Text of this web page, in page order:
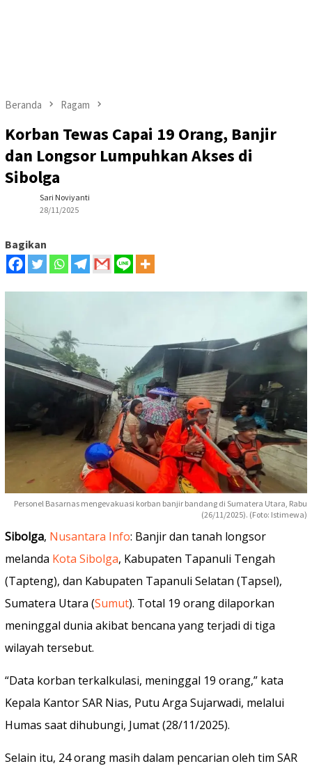
Beranda Ragam
Korban Tewas Capai 19 Orang, Banjir
dan Longsor Lumpuhkan Akses di
Sibolga
Sari Noviyanti
28/11/2025
Bagikan
Personel Basarnas mengevakuasi korban banjir bandang di Sumatera Utara, Rabu
(26/11/2025). (Foto: Istimewa)
Sibolga, Nusantara Info: Banjir dan tanah longsor
melanda Kota Sibolga, Kabupaten Tapanuli Tengah
(Tapteng), dan Kabupaten Tapanuli Selatan (Tapsel),
Sumatera Utara (Sumut). Total 19 orang dilaporkan
meninggal dunia akibat bencana yang terjadi di tiga
wilayah tersebut.
“Data korban terkalkulasi, meninggal 19 orang,” kata
Kepala Kantor SAR Nias, Putu Arga Sujarwadi, melalui
Humas saat dihubungi, Jumat (28/11/2025).
Selain itu, 24 orang masih dalam pencarian oleh tim SAR